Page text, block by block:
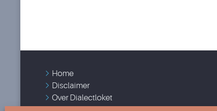
Home
Disclaimer
Over Dialectloket